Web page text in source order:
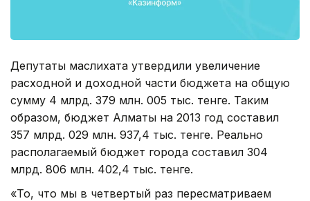
Депутаты маслихата утвердили увеличение
расходной и доходной части бюджета на общую
сумму 4 млрд. 379 млн. 005 тыс. тенге. Таким
образом, бюджет Алматы на 2013 год составил
357 млрд. 029 млн. 937,4 тыс. тенге. Реально
располагаемый бюджет города составил 304
млрд. 806 млн. 402,4 тыс. тенге.
«То, что мы в четвертый раз пересматриваем